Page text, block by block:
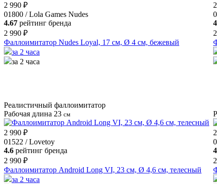
2 990 ₽
01800 / Lola Games Nudes
4.67 рейтинг бренда
2 990 ₽
Фаллоимитатор Nudes Loyal, 17 см, Ø 4 см, бежевый
за 2 часа
за 2 часа
Реалистичный фаллоимитатор
Рабочая длина 23 см
2 990 ₽
01522 / Lovetoy
4.6 рейтинг бренда
2 990 ₽
Фаллоимитатор Android Long VI, 23 см, Ø 4,6 см, телесный
за 2 часа